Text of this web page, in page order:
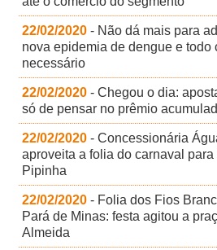
22/02/2020 - Não dá mais para
nova epidemia de dengue e todo
necessário
22/02/2020 - Chegou o dia:
só de pensar no prêmio
22/02/2020 - Concessionária
aproveita a folia do carnaval
Pipinha
22/02/2020 - Folia dos Fios
Pará de Minas: festa agitou a
Almeida